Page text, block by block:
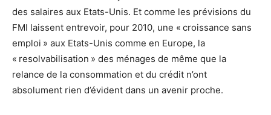
des salaires aux Etats-Unis. Et comme les prévisions du
FMI laissent entrevoir, pour 2010, une « croissance sans
emploi » aux Etats-Unis comme en Europe, la
« resolvabilisation » des ménages de même que la
relance de la consommation et du crédit n’ont
absolument rien d’évident dans un avenir proche.